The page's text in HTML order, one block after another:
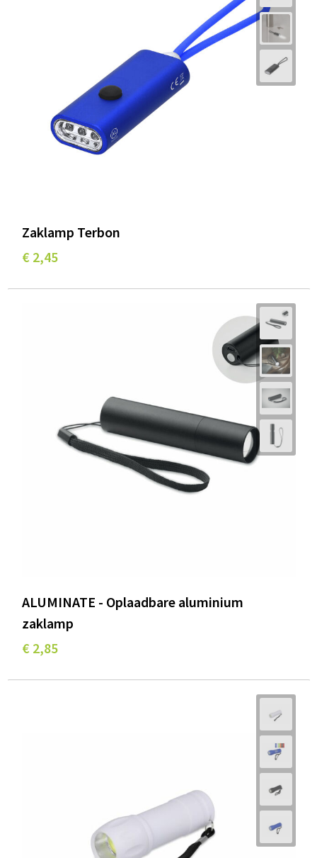
Zaklamp Terbon
€ 2,45
ALUMINATE - Oplaadbare aluminium
zaklamp
€ 2,85